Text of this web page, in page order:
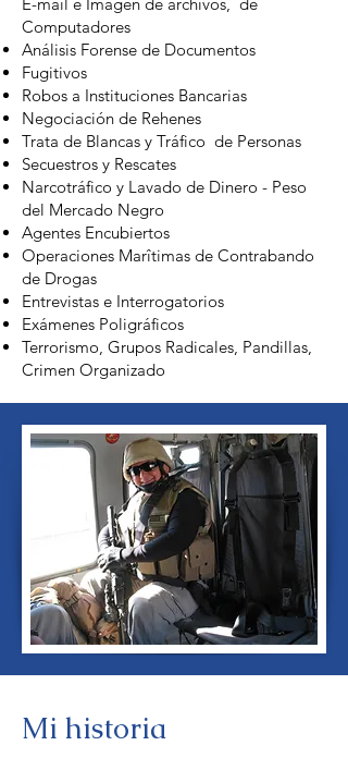
Computadores
Análisis Forense de Documentos
Fugitivos
Robos a Instituciones Bancarias
Negociación de Rehenes
Trata de Blancas y Tráfico de Personas
Secuestros y Rescates
Narcotráfico y Lavado de Dinero - Peso
del Mercado Negro
Agentes Encubiertos
Operaciones Marîtimas de Contrabando
de Drogas
Entrevistas e Interrogatorios
Exámenes Poligráficos
Terrorismo, Grupos Radicales, Pandillas,
Crimen Organizado
Mi historia